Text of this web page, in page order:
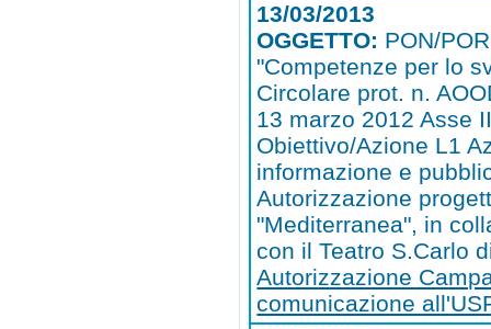
13/03/2013
OGGETTO: PON/
"Competenze per lo
Circolare prot. n.
13 marzo 2012 Asse
Obiettivo/Azione L1
informazione e
Autorizzazione
"Mediterranea", in
con il Teatro S.Carlo
Autorizzazione
comunicazione